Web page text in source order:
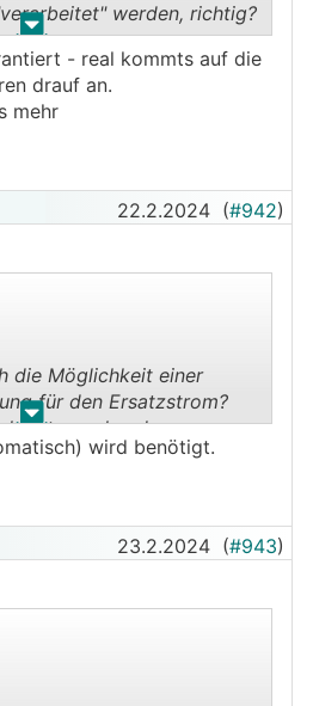
. .
werden, richtig?
- real kommts auf die
drauf an.
mehr
22.2.2024 (#942)
. .
die Möglichkeit einer
für den Ersatzstrom?
entsprechend
aus dem Zählerschrank
kriegt man in solchen
wird benötigt.
23.2.2024 (#943)